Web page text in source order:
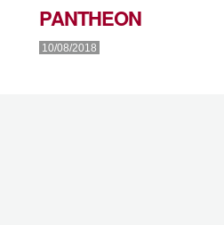
PANTHEON
10/08/2018